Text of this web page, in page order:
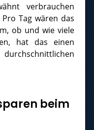
verbrauchen
Tag wären das
ob und wie viele
hat das einen
beim